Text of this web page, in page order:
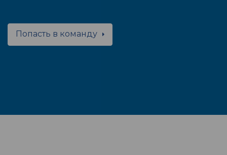
Попасть в команду